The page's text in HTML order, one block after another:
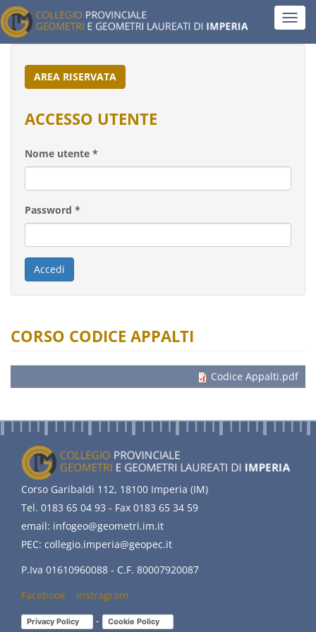
Salta
al
contenuto
principale
AREA RISERVATA
ACCESSO UTENTE
Nome utente *
Password *
Accedi
CORSO CODICE APPALTI
Codice Appalti.pdf
Corso Garibaldi 112, 18100 Imperia (IM)
Tel. 0183 65 04 93 - Fax 0183 65 34 59
email: infogeo@geometri.im.it
PEC: collegio.imperia@geopec.it
P.Iva 01610960088 - C.F. 80007920087
Facebook (link
is
Instragram
is
Privacy Policy (link is external)
- Cookie Policy